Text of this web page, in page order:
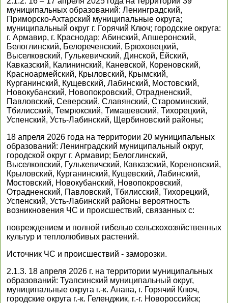
муниципальных образований: Ленинградский,
Приморско-Ахтарский муниципальные округа;
муниципальный округ г. Горячий Ключ; городские округа:
г. Армавир, г. Краснодар; Абинский, Апшеронский,
Белоглинский, Белореченский, Брюховецкий,
Выселковский, Гулькевичский, Динской, Ейский,
Кавказский, Калининский, Каневской, Кореновский,
Красноармейский, Крыловский, Крымский,
Курганинский, Кущевский, Лабинский, Мостовский,
Новокубанский, Новопокровский, Отрадненский,
Павловский, Северский, Славянский, Староминский,
Тбилисский, Темрюкский, Тимашевский, Тихорецкий,
Успенский, Усть-Лабинский, Щербиновский районы;
18 апреля 2026 года на территории 20 муниципальных
образований: Ленинградский муниципальный округ,
городской округ г. Армавир; Белоглинский,
Выселковский, Гулькевичский, Кавказский, Кореновский,
Крыловский, Курганинский, Кущевский, Лабинский,
Мостовский, Новокубанский, Новопокровский,
Отрадненский, Павловский, Тбилисский, Тихорецкий,
Успенский, Усть-Лабинский районы вероятность
возникновения ЧС и происшествий, связанных с:
повреждением и полной гибелью сельскохозяйственных
культур и теплолюбивых растений.
Источник ЧС и происшествий - заморозки.
2.1.3. 18 апреля 2026 г. на территории муниципальных
образований: Туапсинский муниципальный округ,
муниципальные округа г.-к. Анапа, г. Горячий Ключ,
городские округа г.-к. Геленджик, г.-г. Новороссийск;